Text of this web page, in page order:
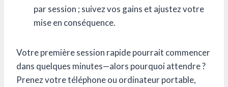
par session ; suivez vos gains et ajustez votre
mise en conséquence.
Votre première session rapide pourrait commencer
dans quelques minutes—alors pourquoi attendre ?
Prenez votre téléphone ou ordinateur portable,